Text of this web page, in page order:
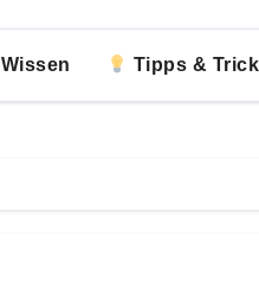
Wissen Tipps &